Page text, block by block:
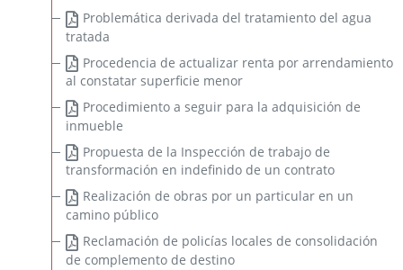
Problemática derivada del tratamiento del agua
tratada
Procedencia de actualizar renta por arrendamiento
al constatar superficie menor
Procedimiento a seguir para la adquisición de
inmueble
Propuesta de la Inspección de trabajo de
transformación en indefinido de un contrato
Realización de obras por un particular en un
camino público
Reclamación de policías locales de consolidación
de complemento de destino